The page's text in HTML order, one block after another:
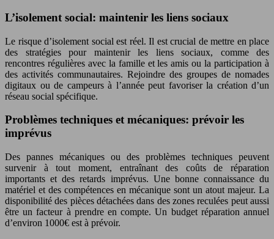
L’isolement social: maintenir les liens sociaux
Le risque d’isolement social est réel. Il est crucial de mettre en place
des stratégies pour maintenir les liens sociaux, comme des
rencontres régulières avec la famille et les amis ou la participation à
des activités communautaires. Rejoindre des groupes de nomades
digitaux ou de campeurs à l’année peut favoriser la création d’un
réseau social spécifique.
Problèmes techniques et mécaniques: prévoir les
imprévus
Des pannes mécaniques ou des problèmes techniques peuvent
survenir à tout moment, entraînant des coûts de réparation
importants et des retards imprévus. Une bonne connaissance du
matériel et des compétences en mécanique sont un atout majeur. La
disponibilité des pièces détachées dans des zones reculées peut aussi
être un facteur à prendre en compte. Un budget réparation annuel
d’environ 1000€ est à prévoir.